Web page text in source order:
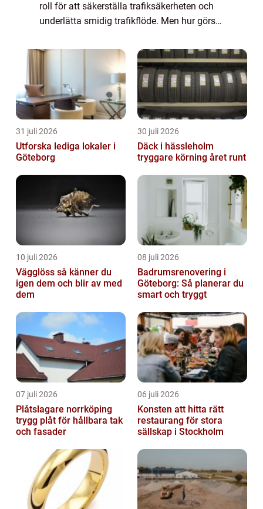
roll för att säkerställa trafiksäkerheten och
underlätta smidig trafikflöde. Men hur görs
31 juli 2026
Utforska lediga lokaler i
Göteborg
30 juli 2026
Däck i hässleholm
tryggare körning året runt
10 juli 2026
Vägglöss så känner du
igen dem och blir av med
dem
08 juli 2026
Badrumsrenovering i
Göteborg: Så planerar du
smart och tryggt
07 juli 2026
Plåtslagare norrköping
trygg plåt för hållbara tak
och fasader
06 juli 2026
Konsten att hitta rätt
restaurang för stora
sällskap i Stockholm